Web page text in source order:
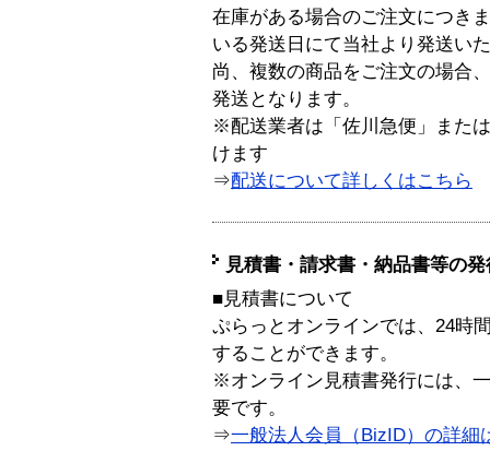
在庫がある場合のご注文につき
いる発送日にて当社より発送い
尚、複数の商品をご注文の場合
発送となります。
※配送業者は「佐川急便」また
けます
⇒配送について詳しくはこちら
見積書・請求書・納品書等の
■見積書について
ぷらっとオンラインでは、24時
することができます。
※オンライン見積書発行には、
要です。
⇒一般法人会員（BizID）の詳細